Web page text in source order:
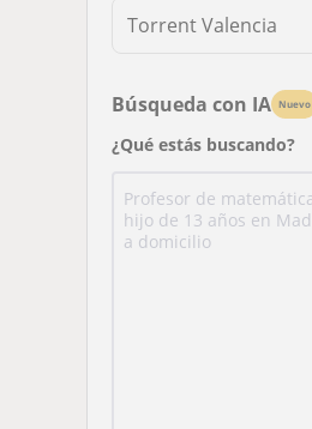
Búsqueda con IA Nuevo
¿Qué estás buscando?